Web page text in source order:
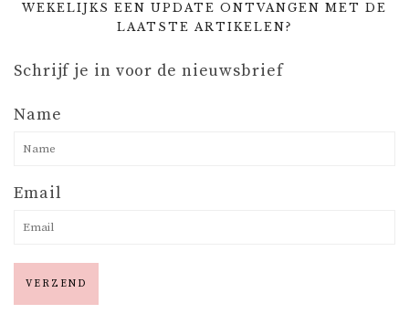
WEKELIJKS EEN UPDATE ONTVANGEN MET DE
LAATSTE ARTIKELEN?
Schrijf je in voor de nieuwsbrief
Name
Email